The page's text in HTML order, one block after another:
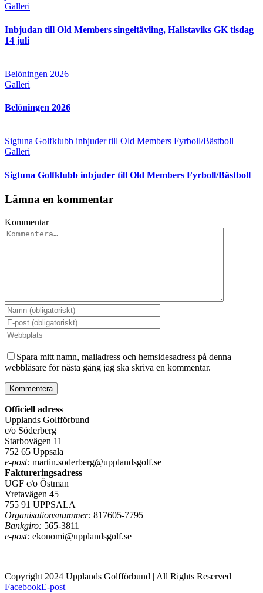
Galleri
Inbjudan till Old Members singeltävling, Hallstaviks GK tisdag
14 juli
Belöningen 2026
Galleri
Belöningen 2026
Sigtuna Golfklubb inbjuder till Old Members Fyrboll/Bästboll
Galleri
Sigtuna Golfklubb inbjuder till Old Members Fyrboll/Bästboll
Lämna en kommentar
Kommentar
Spara mitt namn, mailadress och hemsidesadress på denna
webbläsare för nästa gång jag ska skriva en kommentar.
Officiell adress
Upplands Golfförbund
c/o Söderberg
Starbovägen 11
752 65 Uppsala
e-post: martin.soderberg@upplandsgolf.se
Faktureringsadress
UGF c/o Östman
Vretavägen 45
755 91 UPPSALA
Organisationsnummer: 817605-7795
Bankgiro: 565-3811
e-post: ekonomi@upplandsgolf.se
Copyright 2024 Upplands Golfförbund | All Rights Reserved
FacebookE-post